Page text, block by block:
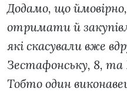
Додамо, що
отримати й
які скасували вже
Зестафонську, 8, та
Тобто один